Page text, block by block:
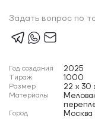
Задать вопрос по
Год создания 2025
Тираж 1000
Размер 22 x 30
Материалы
Город Москва